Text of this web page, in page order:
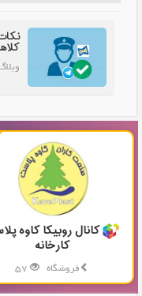
کانال روبیکا کاوه
کارخانه
فروشگاه
تولید و پخش محصولات